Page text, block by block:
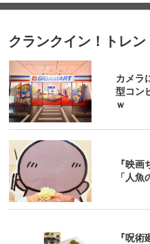
クランクイン！トレ
カメラ
型コン
ｗ
『映
「人
『呪